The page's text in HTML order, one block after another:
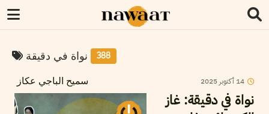
388
سميح الباجي عكاز 14 أكتوبر 2025
نواة في دقيقة: غاز